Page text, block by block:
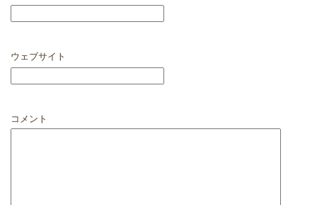
ウェブサイト
コメント